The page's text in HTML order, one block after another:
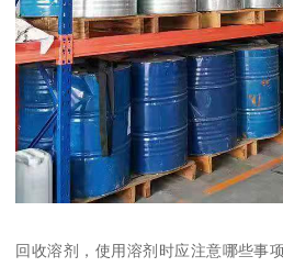
回收溶剂，使用溶剂时应注意哪些事